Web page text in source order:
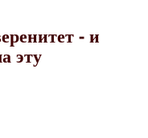
- и
эту